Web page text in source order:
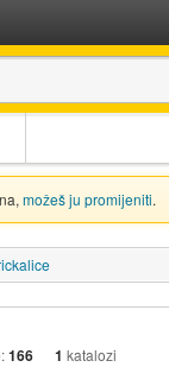
možeš ju promijeniti.
166 1 katalozi